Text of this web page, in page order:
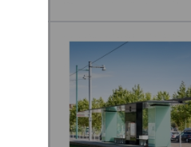
Paradas de tranvía